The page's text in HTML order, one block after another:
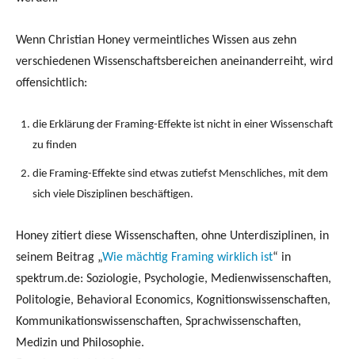
Wenn Christian Honey vermeintliches Wissen aus zehn
verschiedenen Wissenschaftsbereichen aneinanderreiht, wird
offensichtlich:
die Erklärung der Framing-Effekte ist nicht in einer Wissenschaft
zu finden
die Framing-Effekte sind etwas zutiefst Menschliches, mit dem
sich viele Disziplinen beschäftigen.
Honey zitiert diese Wissenschaften, ohne Unterdisziplinen, in
seinem Beitrag „Wie mächtig Framing wirklich ist“ in
spektrum.de: Soziologie, Psychologie, Medienwissenschaften,
Politologie, Behavioral Economics, Kognitionswissenschaften,
Kommunikationswissenschaften, Sprachwissenschaften,
Medizin und Philosophie.